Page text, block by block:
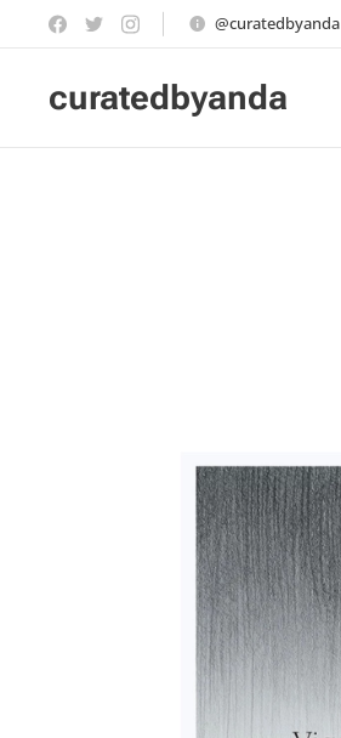
@curatedbyanda
curatedbyanda